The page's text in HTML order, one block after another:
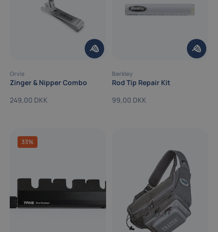
Orvis
Zinger & Nipper Combo
249,00 DKK
Berkley
Rod Tip Repair Kit
99,00 DKK
33%